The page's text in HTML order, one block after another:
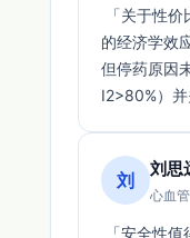
的经济学效
但停药原因
I2>80%）
刘 刘思
心血